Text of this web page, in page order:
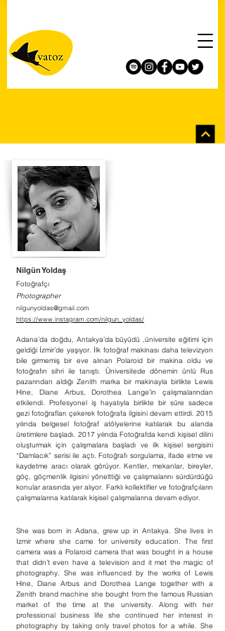
Nilgün Yoldaş
Fotoğrafçı
Photographer
nilgunyoldas@gmail.com
https://www.instagram.com/nilgun_yoldas/
Adana’da doğdu, Antakya’da büyüdü ,üniversite eğitimi için
geldiği İzmir’de yaşıyor. İlk fotoğraf makinası daha televizyon
bile girmemiş bir eve alınan Polaroid bir makina oldu ve
fotoğrafın sihri ile tanıştı. Üniversitede dönemin ünlü Rus
pazarından aldığı Zenith marka bir makinayla birlikte Lewis
Hine, Diane Arbus, Dorothea Lange’in çalışmalarından
etkilendi. Profesyonel iş hayatıyla birlikte bir süre sadece
gezi fotoğrafları çekerek fotoğrafa ilgisini devam ettirdi. 2015
yılında belgesel fotoğraf atölyelerine katılarak bu alanda
üretimlere başladı. 2017 yılında Fotoğrafda kendi kişisel dilini
oluşturmak için çalışmalara başladı ve ilk kişisel sergisini
“Damlacık” serisi ile açtı. Fotoğrafı sorgulama, ifade etme ve
kaydetme aracı olarak görüyor. Kentler, mekanlar, bireyler,
göç, göçmenlik ilgisini yönelttiği ve çalışmalarını sürdürdüğü
konular arasında yer alıyor. Farklı kollektifler ve fotoğrafçıların
çalışmalarına katılarak kişisel çalışmalarına devam ediyor.
She was born in Adana, grew up in Antakya. She lives in
Izmir where she came for university education. The first
camera was a Polaroid camera that was bought in a house
that didn’t even have a television and it met the magic of
photography. She was influenced by the works of Lewis
Hine, Diane Arbus and Dorothea Lange together with a
Zenith brand machine she bought from the famous Russian
market of the time at the university. Along with her
professional business life she continued her interest in
photography by taking only travel photos for a while. She